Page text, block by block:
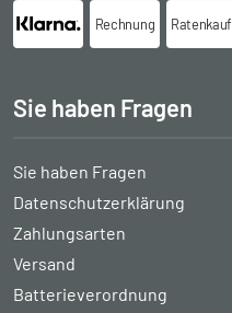
Rechnung Ratenkauf
Sie haben Fragen
Sie haben Fragen
Datenschutzerklärung
Zahlungsarten
Versand
Batterieverordnung